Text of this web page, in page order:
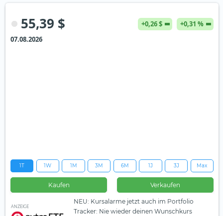
55,39 $ +0,26 $
+0,31 %
07.08.2026
1T 1W 1M 3M 6M 1J 3J Max
Kaufen Verkaufen
ANZEIGE
NEU: Kursalarme jetzt auch im Portfolio
Tracker: Nie wieder deinen Wunschkurs